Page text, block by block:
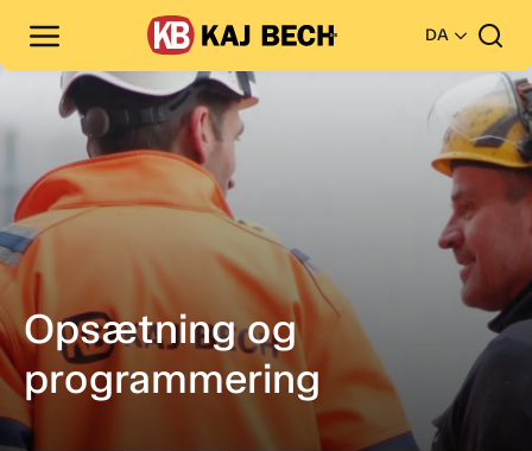
DA
Opsætning og
programmering